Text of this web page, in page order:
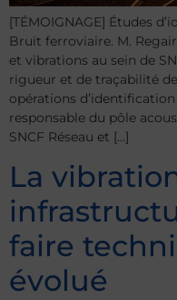
[TÉMOIGNAGE] Études
Bruit ferroviaire. M.
et vibrations au sein de
rigueur et de traçabilité
opérations
responsable du pôle
SNCF Réseau et […]
La
faire
évolué